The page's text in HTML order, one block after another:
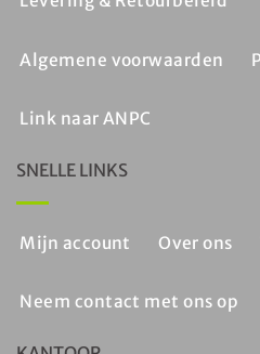
Algemene voorwaarden
Link naar ANPC
SNELLE LINKS
Mijn account Over ons
Neem contact met ons op